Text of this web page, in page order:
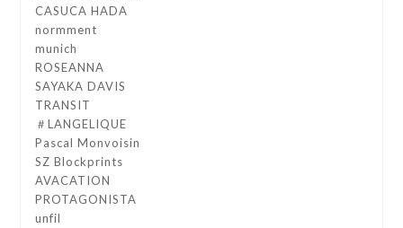
CASUCA HADA
normment
munich
ROSEANNA
SAYAKA DAVIS
TRANSIT
＃LANGELIQUE
Pascal Monvoisin
SZ Blockprints
AVACATION
PROTAGONISTA
unfil